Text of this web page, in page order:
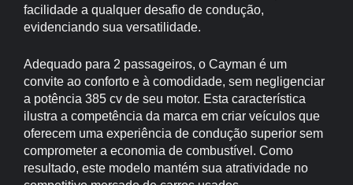
facilidade a qualquer desafio de condução,
evidenciando sua versatilidade.
Adequado para 2 passageiros, o Cayman é um
convite ao conforto e à comodidade, sem negligenciar
a potência 385 cv de seu motor. Esta característica
ilustra a competência da marca em criar veículos que
oferecem uma experiência de condução superior sem
comprometer a economia de combustível. Como
resultado, este modelo mantém sua atratividade no